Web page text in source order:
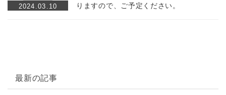
2024.03.10
りますので、ご予定ください。
最新の記事